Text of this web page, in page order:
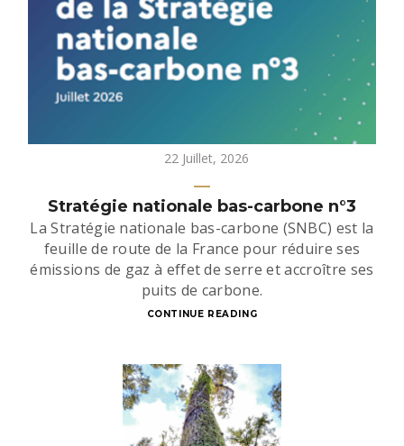
22 Juillet, 2026
Stratégie nationale bas-carbone n°3
La Stratégie nationale bas-carbone (SNBC) est la
feuille de route de la France pour réduire ses
émissions de gaz à effet de serre et accroître ses
puits de carbone.
CONTINUE READING